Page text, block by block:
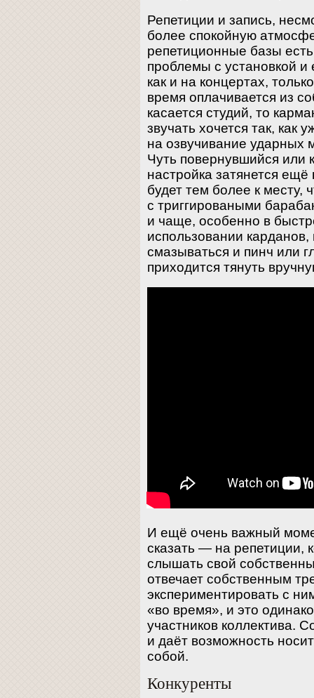
Репетиции и запись,
более спокойную
репетиционные базы
проблемы с установкой
как и на концертах,
время оплачивается из
касается студий, то
звучать хочется так, как
на озвучивание ударных
Чуть повернувшийся
настройка затянется
будет тем более к месту,
с триггироваными
и чаще, особенно в
использовании карданов,
смазываться и пинч или
приходится тянуть
И ещё очень важный
сказать — на репетиции,
слышать свой
отвечает собственным
экспериментировать с
«во время», и это
участников коллектива.
и даёт возможность
собой.
Конкуренты